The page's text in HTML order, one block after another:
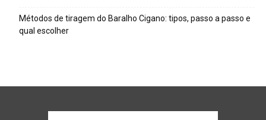
Métodos de tiragem do Baralho Cigano: tipos, passo a passo e
qual escolher